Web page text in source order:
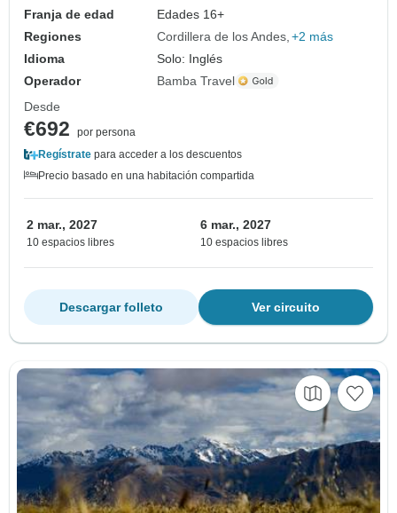
Franja de edad
Edades 16+
Regiones
Cordillera de los Andes +2 más
Idioma
Solo: Inglés
Operador
Bamba Travel
Desde
€692
por persona
Regístrate para acceder a los descuentos
Precio basado en una habitación compartida
2 mar., 2027
10 espacios libres
6 mar., 2027
10 espacios libres
Ver circuito
Descargar folleto